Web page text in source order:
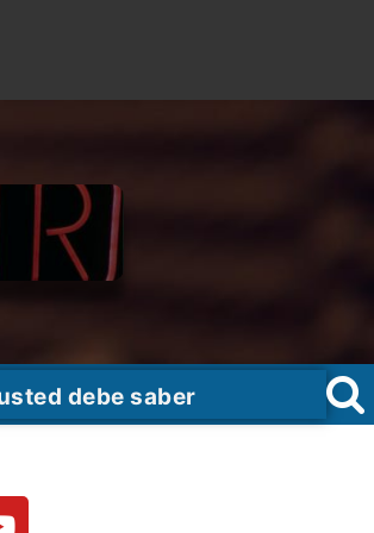
debe saber